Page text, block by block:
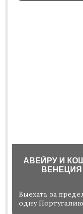
АВЕЙРУ И
Выехать за
одну Португалию